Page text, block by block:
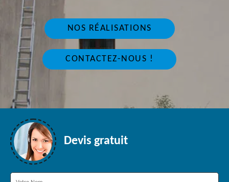
NOS RÉALISATIONS
CONTACTEZ-NOUS !
Devis gratuit